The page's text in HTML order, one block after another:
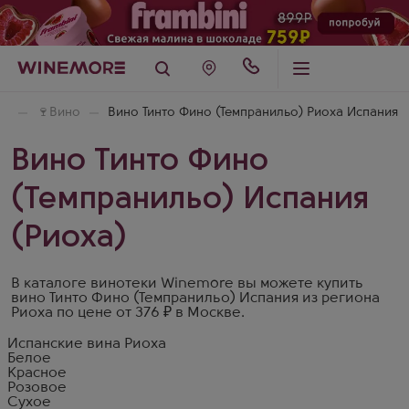
🍷 Вино Вино Тинто Фино (Темпранильо) Риоха Испания
Вино Тинто Фино
(Темпранильо) Испания
(Риоха)
В каталоге винотеки Winemore вы можете купить
вино Тинто Фино (Темпранильо) Испания из региона
Риоха по цене от 376 ₽ в Москве.
Испанские вина Риоха
Белое
Красное
Розовое
Сухое